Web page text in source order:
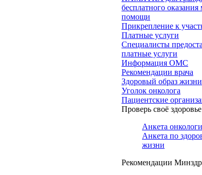
бесплатного
помощи
Прикрепление к
Платные услуги
Специалисты
платные услуги
Информация ОМС
Рекомендации врача
Здоровый образ жизни
Уголок онколога
Пациентские
Проверь своё здоровье
Анкета
Анкета по
жизни
Рекомендации